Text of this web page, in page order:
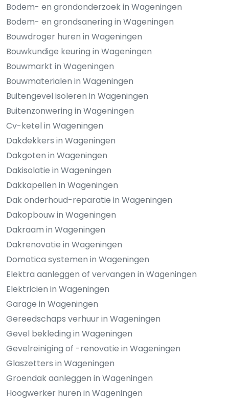
Bodem- en grondonderzoek in Wageningen
Bodem- en grondsanering in Wageningen
Bouwdroger huren in Wageningen
Bouwkundige keuring in Wageningen
Bouwmarkt in Wageningen
Bouwmaterialen in Wageningen
Buitengevel isoleren in Wageningen
Buitenzonwering in Wageningen
Cv-ketel in Wageningen
Dakdekkers in Wageningen
Dakgoten in Wageningen
Dakisolatie in Wageningen
Dakkapellen in Wageningen
Dak onderhoud-reparatie in Wageningen
Dakopbouw in Wageningen
Dakraam in Wageningen
Dakrenovatie in Wageningen
Domotica systemen in Wageningen
Elektra aanleggen of vervangen in Wageningen
Elektricien in Wageningen
Garage in Wageningen
Gereedschaps verhuur in Wageningen
Gevel bekleding in Wageningen
Gevelreiniging of -renovatie in Wageningen
Glaszetters in Wageningen
Groendak aanleggen in Wageningen
Hoogwerker huren in Wageningen